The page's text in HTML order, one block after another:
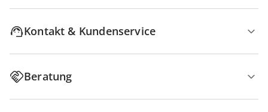
Kontakt & Kundenservice
Beratung